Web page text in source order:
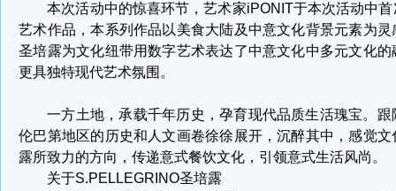
本次活动中的惊喜环节，艺术家iPONIT于本次活动中
艺术作品，本系列作品以美食大陆及中意文化背景元素为
圣培露为文化纽带用数字艺术表达了中意文化中多元文化
更具独特现代艺术氛围。
一方土地，承载千年历史，孕育现代品质生活瑰宝。
伦巴第地区的历史和人文画卷徐徐展开，沉醉其中，感觉
露所致力的方向，传递意式餐饮文化，引领意式生活风尚。
关于S.PELLEGRINO圣培露